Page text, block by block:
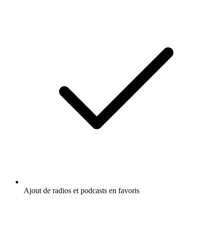
Ajout de radios et podcasts en favoris